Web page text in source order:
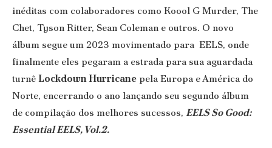
inéditas com colaboradores como Koool G Murder, The
Chet, Tyson Ritter, Sean Coleman e outros. O novo
álbum segue um 2023 movimentado para EELS, onde
finalmente eles pegaram a estrada para sua aguardada
turnêLockdown Hurricane pela Europa e América do
Norte, encerrando o ano lançando seu segundo álbum
de compilação dos melhores sucessos, EELS So Good:
Essential EELS, Vol.2.